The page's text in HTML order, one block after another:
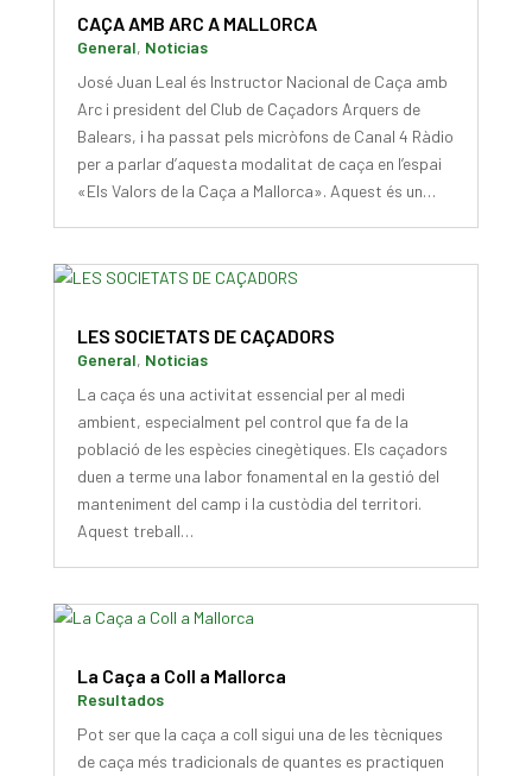
CAÇA AMB ARC A MALLORCA
General, Noticias
José Juan Leal és Instructor Nacional de Caça amb
Arc i president del Club de Caçadors Arquers de
Balears, i ha passat pels micròfons de Canal 4 Ràdio
per a parlar d’aquesta modalitat de caça en l’espai
«Els Valors de la Caça a Mallorca». Aquest és un…
LES SOCIETATS DE CAÇADORS
General, Noticias
La caça és una activitat essencial per al medi
ambient, especialment pel control que fa de la
població de les espècies cinegètiques. Els caçadors
duen a terme una labor fonamental en la gestió del
manteniment del camp i la custòdia del territori.
Aquest treball…
La Caça a Coll a Mallorca
Resultados
Pot ser que la caça a coll sigui una de les tècniques
de caça més tradicionals de quantes es practiquen